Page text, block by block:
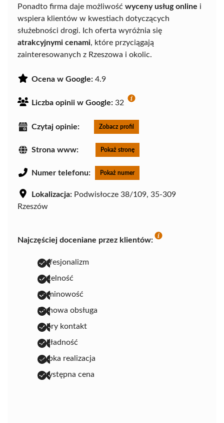
Ponadto firma daje możliwość wyceny usług online i
wspiera klientów w kwestiach dotyczących
służebności drogi. Ich oferta wyróżnia się
atrakcyjnymi cenami, które przyciągają
zainteresowanych z Rzeszowa i okolic.
Ocena w Google: 4.9
Liczba opinii w Google: 32
Czytaj opinie: Zobacz profil
Strona www: Pokaż stronę
Numer telefonu: Pokaż numer
Lokalizacja: Podwisłocze 38/109, 35-309
Rzeszów
Najczęściej doceniane przez klientów:
profesjonalizm
rzetelność
terminowość
fachowa obsługa
dobry kontakt
dokładność
szybka realizacja
przystępna cena